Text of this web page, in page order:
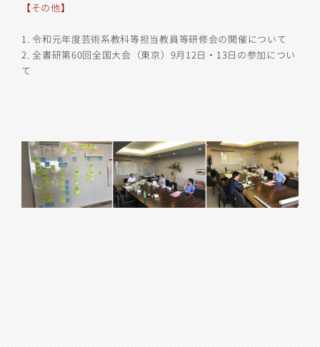
【その他】
1. 令和元年度芸術系教科等担当教員等研修会の開催について
2. 全書研第60回全国大会（東京）9月12日・13日の参加につい
て